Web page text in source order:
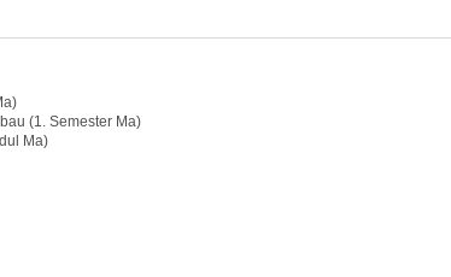
(1. Semester Ma)
Ma)